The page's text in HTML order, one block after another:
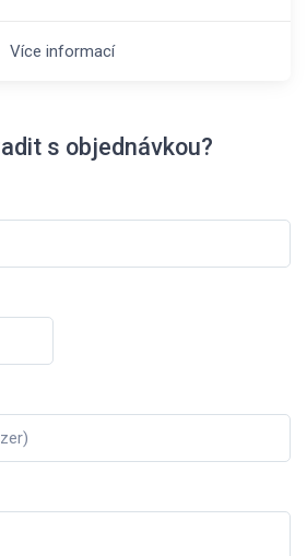
Více informací
s objednávkou?